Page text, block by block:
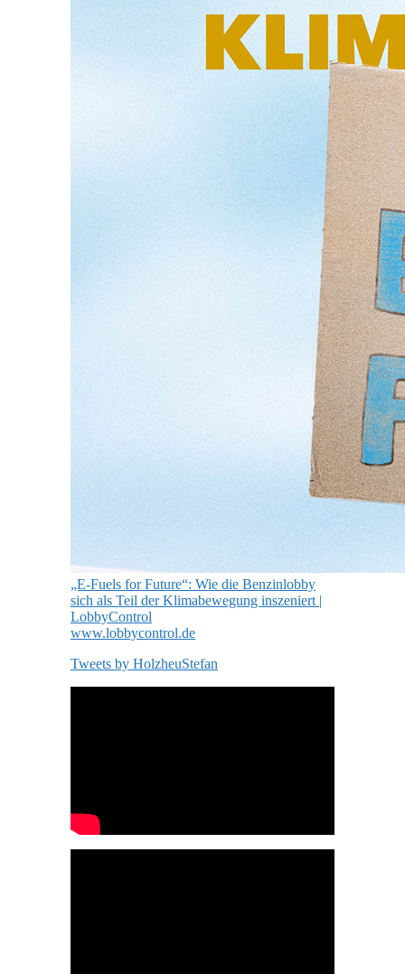
„E-Fuels for Future“: Wie die Benzinlobby
sich als Teil der Klimabewegung inszeniert |
LobbyControl
www.lobbycontrol.de
Tweets by HolzheuStefan